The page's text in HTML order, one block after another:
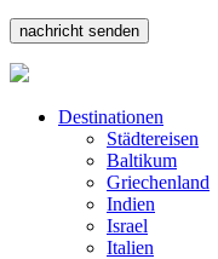
Destinationen
Städtereisen
Baltikum
Griechenland
Indien
Israel
Italien